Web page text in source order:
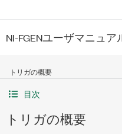
NI-FGENユーザマニュア
トリガの概要
目次
トリガの概要